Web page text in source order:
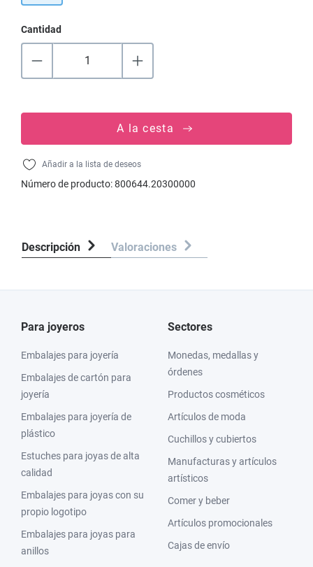
Cantidad
A la cesta
Añadir a la lista de deseos
Número de producto:800644.20300000
Descripción Valoraciones
Para joyeros
Embalajes para joyería
Embalajes de cartón para
joyería
Embalajes para joyería de
plástico
Estuches para joyas de alta
calidad
Embalajes para joyas con su
propio logotipo
Embalajes para joyas para
anillos
Sectores
Monedas, medallas y
órdenes
Productos cosméticos
Artículos de moda
Cuchillos y cubiertos
Manufacturas y artículos
artísticos
Comer y beber
Artículos promocionales
Cajas de envío